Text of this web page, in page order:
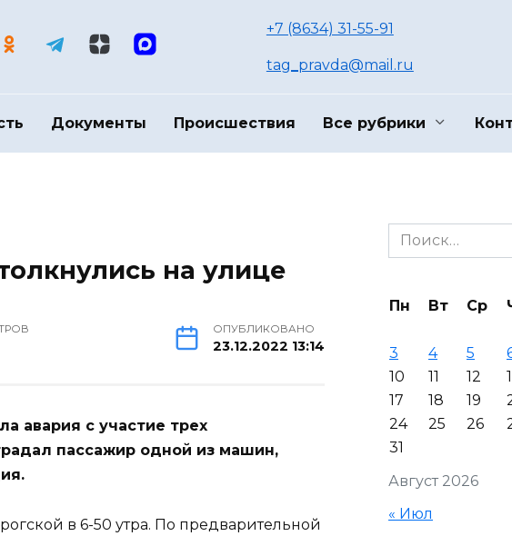
+7 (8634) 31-55-91
tag_pravda@mail.ru
Документы Происшествия Все рубрики
на улице
ОПУБЛИКОВАНО
23.12.2022 13:14
авария с участие трех
пассажир одной из машин,
в 6-50 утра. По предварительной
Search
for:
Август 2026
Пн Вт Ср
3
4 5
10
11 12
17
18 19
24
25 26
31
« Июл